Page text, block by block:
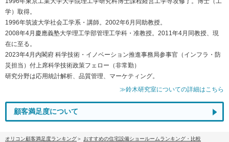
学）取得。
1996年筑波大学社会工学系・講師。2002年6月同助教授。
2008年4月慶應義塾大学理工学部管理工学科・准教授。2011年4月同教授、現
在に至る。
2023年4月内閣府 科学技術・イノベーション推進事務局参事官（インフラ・防
災担当）付上席科学技術政策フェロー（非常勤）
研究分野は応用統計解析、品質管理、マーケティング。
≫鈴木研究室についての詳細はこちら
顧客満足度について
オリコン顧客満足度ランキング
おすすめの住宅設備ショールームランキング・比較